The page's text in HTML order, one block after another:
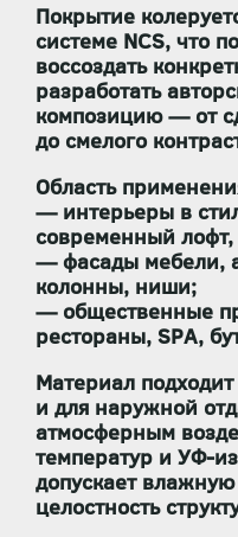
Покрытие
системе NCS, что
воссоздать
разработать
композицию — от
до смелого
Область
— интерьеры в
современный
— фасады мебели,
колонны, ниши;
— общественные
рестораны, SPA,
Материал
и для наружной
атмосферным
температур и УФ-
допускает влажную
целостность